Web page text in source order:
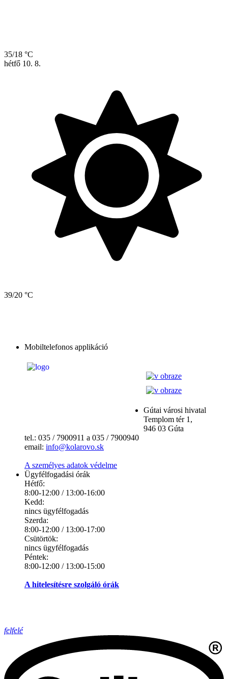
35/18 °C
hétfő 10. 8.
39/20 °C
Mobiltelefonos applikáció
Gútai városi hivatal
Templom tér 1,
946 03 Gúta
tel.: 035 / 7900911 a 035 / 7900940
email: info@kolarovo.sk
A személyes adatok védelme
Ügyfélfogadási órák
Hétfő:
8:00-12:00 / 13:00-16:00
Kedd:
nincs ügyfélfogadás
Szerda:
8:00-12:00 / 13:00-17:00
Csütörtök:
nincs ügyfélfogadás
Péntek:
8:00-12:00 / 13:00-15:00
A hitelesítésre szolgáló órák
felfelé